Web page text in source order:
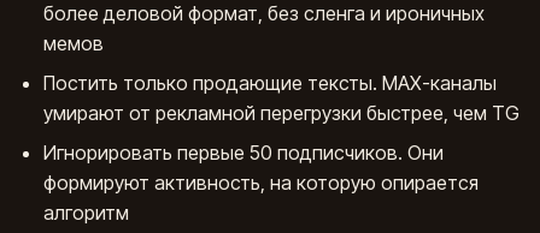
более деловой формат, без сленга и ироничных
мемов
Постить только продающие тексты. МАХ-каналы
умирают от рекламной перегрузки быстрее, чем TG
Игнорировать первые 50 подписчиков. Они
формируют активность, на которую опирается
алгоритм